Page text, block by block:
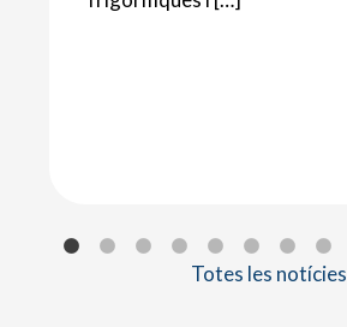
Totes les notícies